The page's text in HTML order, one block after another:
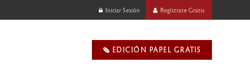
Iniciar Sesión Regístrate Gratis
🗞️ EDICIÓN PAPEL GRATIS